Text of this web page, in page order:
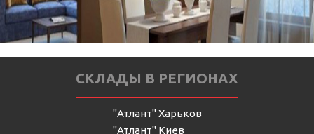
СКЛАДЫ В РЕГИОНАХ
"Атлант" Харьков
"Атлант" Киев